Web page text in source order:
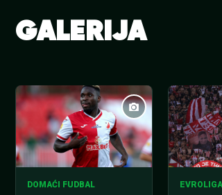
GALERIJA
DOMAĆI FUDBAL EVROLIGA